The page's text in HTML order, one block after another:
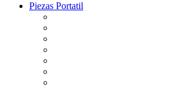
Piezas Portatil